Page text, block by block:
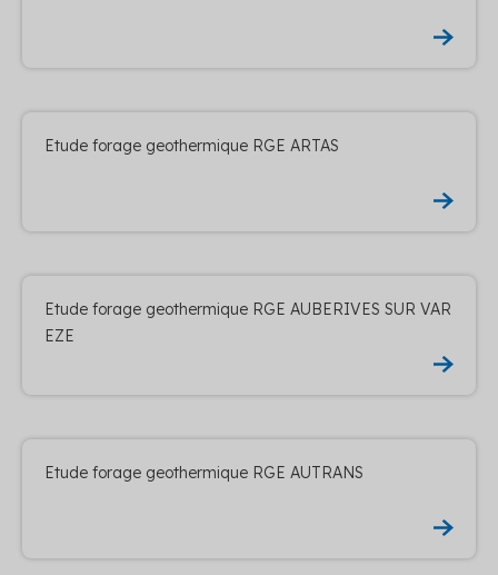
Etude forage geothermique RGE ARTAS
Etude forage geothermique RGE AUBERIVES SUR VAR
EZE
Etude forage geothermique RGE AUTRANS